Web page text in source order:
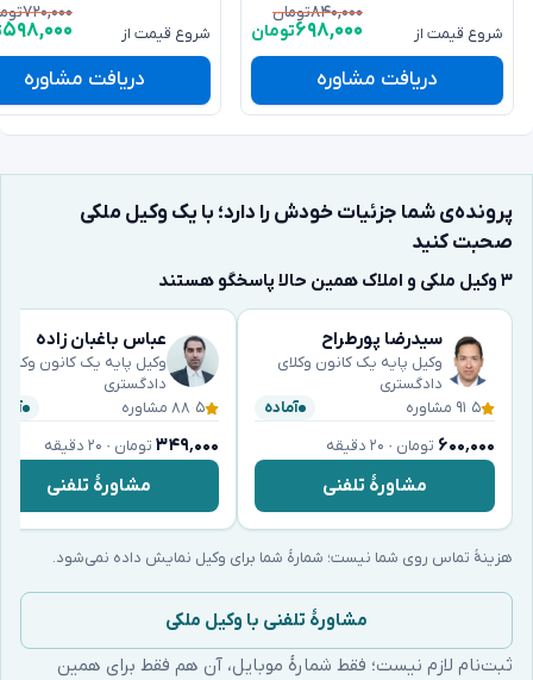
شروع قیمت از
۸۴۰,۰۰۰تومان
۶۹۸,۰۰۰تومان
دریافت مشاوره
شروع قیمت از
۷۲۰,۰۰۰
۵۹۸,۰۰۰
دریافت مشاوره
پرونده‌ی شما جزئیات خودش را دارد؛ با یک وکیل ملکی
صحبت کنید
۳ وکیل ملکی و املاک همین حالا پاسخگو هستند
سیدرضا پورطراح
وکیل پایه یک کانون وکلای
دادگستری
۵ ۹۱ مشاوره آماده
۶۰۰٬۰۰۰ تومان · ۲۰ دقیقه
مشاورهٔ تلفنی
عباس باغبان زاده
وکیل پایه یک کانون وکلای
دادگستری
۵ ۸۸ مشاوره
۳۴۹٬۰۰۰ تومان · ۲۰ دقیقه
مشاورهٔ تلفنی
هزینهٔ تماس روی شما نیست؛ شمارهٔ شما برای وکیل نمایش داده نمی‌شود.
مشاورهٔ تلفنی با وکیل ملکی
ثبت‌نام لازم نیست؛ فقط شمارهٔ موبایل، آن هم فقط برای همین